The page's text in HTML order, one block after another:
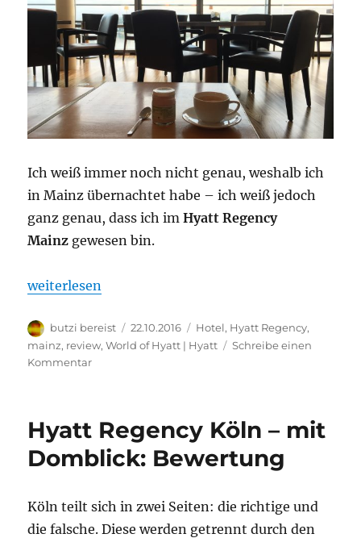
Ich weiß immer noch nicht genau, weshalb ich
in Mainz übernachtet habe – ich weiß jedoch
ganz genau, dass ich imHyatt Regency
Mainz gewesen bin.
„Hyatt Regency Mainz: Bewertung“
weiterlesen
Autor
butzi bereist
Veröffentlicht
am
22.10.2016 Kategorien
Hotel, Hyatt Regency,
mainz, review,World of Hyatt | Hyatt
Schreibe einen
Kommentarzu
Bewertung
Hyatt Regency Köln – mit
Domblick: Bewertung
Köln teilt sich in zwei Seiten: die richtige und
die falsche. Diese werden getrennt durch den